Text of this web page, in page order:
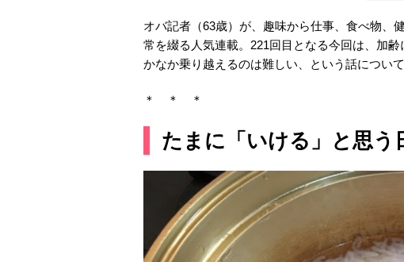
オバ記者（63歳）が、趣味から仕事、食べ物、
常を綴る人気連載。221回目となる今回は、加
かなか乗り越えるのは難しい、という話について
＊ ＊ ＊
たまに「いける」と思